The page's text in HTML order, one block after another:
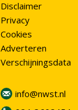
Disclaimer
Privacy
Cookies
Adverteren
Verschijningsdata
info@nwst.nl